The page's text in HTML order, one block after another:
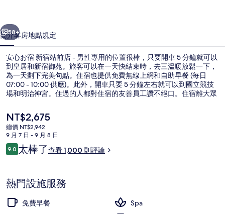
前
店
男
性
專
用
的
相
集
個 下一個
58+
簡介客房地點規定
安心お宿 新宿站前店 - 男性專用的位置很棒，只要開車 5 分鐘就可以
到皇居和新宿御苑。旅客可以在一天快結束時，去三溫暖放鬆一下，
為一天劃下完美句點。住宿也提供免費無線上網和自助早餐 (每日
07:00 - 10:00 供應)。此外，開車只要 5 分鐘左右就可以到國立競技
場和明治神宮。住過的人都對住宿的友善員工讚不絕口。住宿離大眾
5 分鐘可以到。
目
前
的
價
格
NT$2,675
總價 NT$2,942
9 月 7 日 - 9 月 8 日
評
論
9.09.0 分，滿分 10 分，
太棒了查看 1,000 則評論
熱門設施服務
免費早餐
Spa